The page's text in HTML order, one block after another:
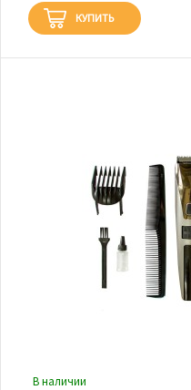
КУПИТЬ
В наличии